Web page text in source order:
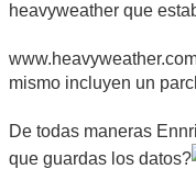
heavyweather que
mismo incluyen un
De todas maneras
que guardas los datos?